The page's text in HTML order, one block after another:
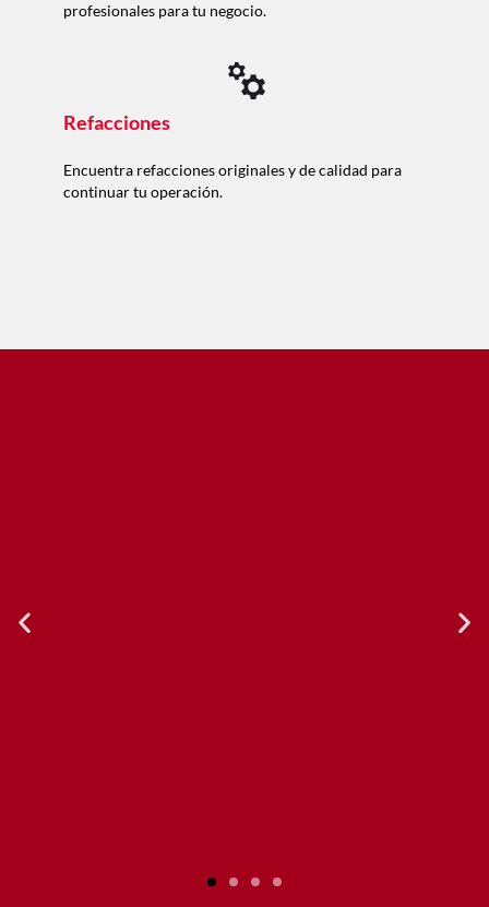
profesionales para tu negocio.
Refacciones
Encuentra refacciones originales y de calidad para
continuar tu operación.